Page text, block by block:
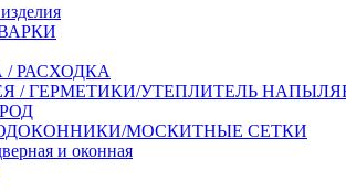
РАСХОДКА
/ ГЕРМЕТИКИ/УТЕПЛИТЕЛЬ
МОСКИТНЫЕ СЕТКИ
и оконная